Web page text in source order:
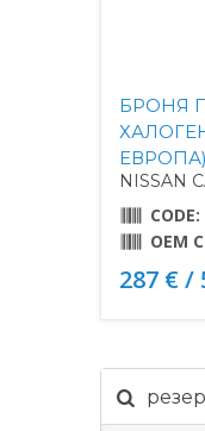
БРОНЯ
ЕВРОПА)
NISSAN
CODE:
OEM
287 € /